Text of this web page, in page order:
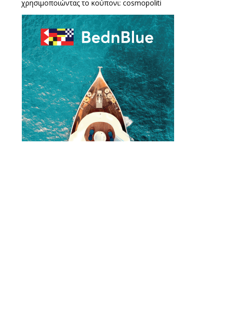
χρησιμοποιώντας το κούπονι: cosmopoliti